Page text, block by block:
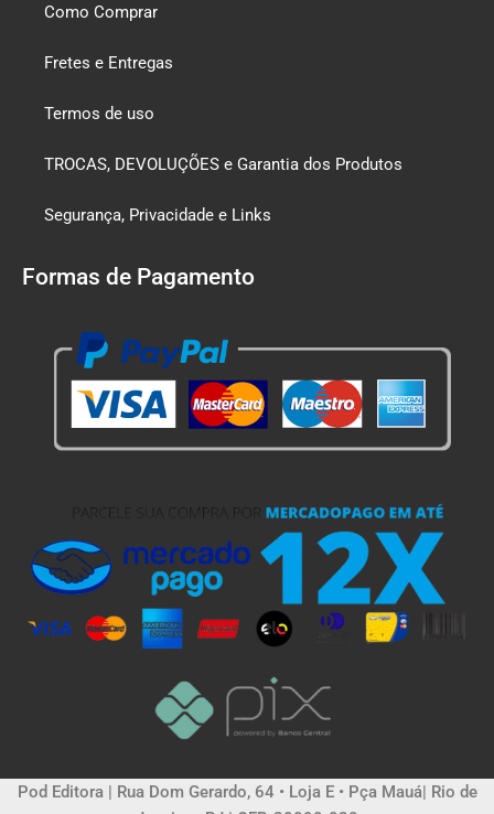
Como Comprar
Fretes e Entregas
Termos de uso
TROCAS, DEVOLUÇÕES e Garantia dos Produtos
Segurança, Privacidade e Links
Formas de Pagamento
Pod Editora | Rua Dom Gerardo, 64 • Loja E • Pça Mauá| Rio de